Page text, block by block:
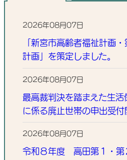
2026年08月07日
「新宮市高齢者福祉計画
計画」を策定しました。
2026年08月07日
最高裁判決を踏まえた生
に係る廃止世帯の申出受付
2026年08月07日
令和８年度 高田第１・第